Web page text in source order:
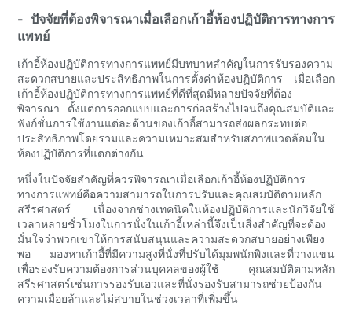
- ปัจจัยที่ต้องพิจารณาเมื่อเลือกเก้าอี้ห้องปฏิบัติการทางการ
แพทย์
เก้าอี้ห้องปฏิบัติการทางการแพทย์มีบทบาทสำคัญในการรับรองความ
สะดวกสบายและประสิทธิภาพในการตั้งค่าห้องปฏิบัติการ เมื่อเลือก
เก้าอี้ห้องปฏิบัติการทางการแพทย์ที่ดีที่สุดมีหลายปัจจัยที่ต้อง
พิจารณา ตั้งแต่การออกแบบและการก่อสร้างไปจนถึงคุณสมบัติและ
ฟังก์ชั่นการใช้งานแต่ละด้านของเก้าอี้สามารถส่งผลกระทบต่อ
ประสิทธิภาพโดยรวมและความเหมาะสมสำหรับสภาพแวดล้อมใน
ห้องปฏิบัติการที่แตกต่างกัน
หนึ่งในปัจจัยสำคัญที่ควรพิจารณาเมื่อเลือกเก้าอี้ห้องปฏิบัติการ
ทางการแพทย์คือความสามารถในการปรับและคุณสมบัติตามหลัก
สรีรศาสตร์ เนื่องจากช่างเทคนิคในห้องปฏิบัติการและนักวิจัยใช้
เวลาหลายชั่วโมงในการนั่งในเก้าอี้เหล่านี้จึงเป็นสิ่งสำคัญที่จะต้อง
มั่นใจว่าพวกเขาให้การสนับสนุนและความสะดวกสบายอย่างเพียง
พอ มองหาเก้าอี้ที่มีความสูงที่นั่งที่ปรับได้มุมพนักพิงและที่วางแขน
เพื่อรองรับความต้องการส่วนบุคคลของผู้ใช้ คุณสมบัติตามหลัก
สรีรศาสตร์เช่นการรองรับเอวและที่นั่งรองรับสามารถช่วยป้องกัน
ความเมื่อยล้าและไม่สบายในช่วงเวลาที่เพิ่มขึ้น